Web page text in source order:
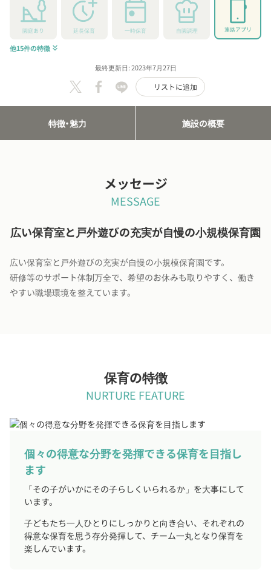
園庭あり 延長保育 一時保育 自園調理 連絡アプリ
他15件の特徴 keyboard_double_arrow_down
最終更新日: 2023年7月27日
リストに追加
特徴・魅力 施設の概要
メッセージ
MESSAGE
広い保育室と戸外遊びの充実が自慢の小規模保育園
広い保育室と戸外遊びの充実が自慢の小規模保育園です。
研修等のサポート体制万全で、希望のお休みも取りやすく、働き
やすい職場環境を整えています。
保育の特徴
NURTURE FEATURE
個々の得意な分野を発揮できる保育を目指し
ます
「その子がいかにその子らしくいられるか」を大事にして
います。
子どもたち一人ひとりにしっかりと向き合い、それぞれの
得意な保育を思う存分発揮して、チーム一丸となり保育を
楽しんでいます。